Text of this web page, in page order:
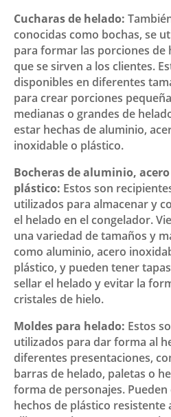
Cucharas de helado:
conocidas como bochas, se
para formar las porciones de
que se sirven a los clientes.
disponibles en diferentes
para crear porciones
medianas o grandes de
estar hechas de aluminio,
inoxidable o plástico.
Bocheras de aluminio,
plástico: Estos son
utilizados para almacenar y
el helado en el congelador.
una variedad de tamaños y
como aluminio, acero
plástico, y pueden tener
sellar el helado y evitar la
cristales de hielo.
Moldes para helado: Estos
utilizados para dar forma al
diferentes presentaciones,
barras de helado, paletas o
forma de personajes. Pueden
hechos de plástico resistente